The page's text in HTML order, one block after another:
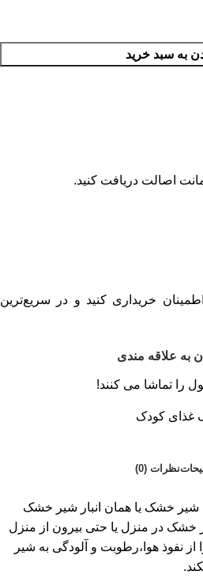
به سبد خرید
اصالت دریافت کنید.
خریداری کنید و در سریع‌ترین
به علاقه مندی
را تماشا می کنند!
کودک
نظرات (0)
خشک یا همان انبار شیر خشک
خشک در منزل یا حتی بیرون از منزل
نفوذ هوا،رطوبت و آلودگی به شیر